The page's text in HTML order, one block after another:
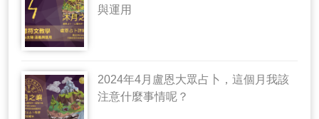
與運用
2024年4月盧恩大眾占卜，這個月我該
注意什麼事情呢？